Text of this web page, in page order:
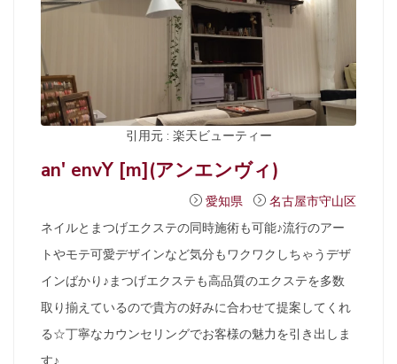
引用元 : 楽天ビューティー
an' envY [m](アンエンヴィ)
愛知県
名古屋市守山区
ネイルとまつげエクステの同時施術も可能♪流行のアー
トやモテ可愛デザインなど気分もワクワクしちゃうデザ
インばかり♪まつげエクステも高品質のエクステを多数
取り揃えているので貴方の好みに合わせて提案してくれ
る☆丁寧なカウンセリングでお客様の魅力を引き出しま